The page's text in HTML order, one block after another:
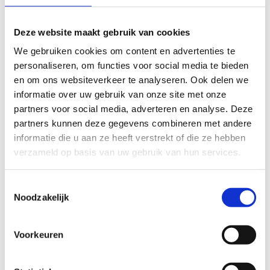
Deze website maakt gebruik van cookies
We gebruiken cookies om content en advertenties te
personaliseren, om functies voor social media te bieden
en om ons websiteverkeer te analyseren. Ook delen we
informatie over uw gebruik van onze site met onze
partners voor social media, adverteren en analyse. Deze
partners kunnen deze gegevens combineren met andere
informatie die u aan ze heeft verstrekt of die ze hebben
verzameld op basis van uw gebruik van hun services.
Noodzakelijk
Voorkeuren
inhoud ervan te veranderen, bijvoorbeeld om taalfouten
en leesbaarheid te verbeteren.​
Voor meer informatie over onze routestructuren, neem een
kijkje bij deFAQ.
Wil je een probleem melden op een route? Ga dan naar
het Routemeldpunt
Heb je een vraag, contacteer ons via
sportievevrijetijd@sport.vlaanderen
ALGEMENE BEOORDELING *